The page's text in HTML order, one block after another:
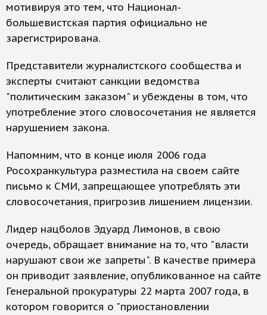
мотивируя это тем, что Национал-
большевистская партия официально не
зарегистрирована.
Представители журналистского сообщества и
эксперты считают санкции ведомства
"политическим заказом" и убеждены в том, что
употребление этого словосочетания не является
нарушением закона.
Напомним, что в конце июля 2006 года
Росохранкультура разместила на своем сайте
письмо к СМИ, запрещающее употреблять эти
словосочетания, пригрозив лишением лицензии.
Лидер нацболов Эдуард Лимонов, в свою
очередь, обращает внимание на то, что "власти
нарушают свои же запреты". В качестве примера
он приводит заявление, опубликованное на сайте
Генеральной прокуратуры 22 марта 2007 года, в
котором говорится о "приостановлении